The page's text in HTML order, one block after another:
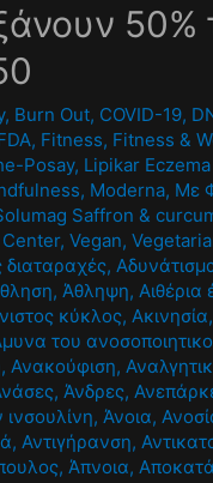
50%
, Burn Out, COVID-19,
, Fitness, Fitness &
Posay, Lipikar
, Moderna, Mε
Saffron &
,Vegan,
διαταραχές,
, Άθληψη, Αιθέρια
κύκλος, Ακινησία,
του
, Ανακούφιση,
, Άνδρες,
ινσουλίνη, Άνοια,
, Αντιγήρανση,
, Άπνοια,